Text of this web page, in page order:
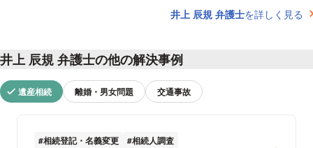
井上 辰規 弁護士を詳しく見る
井上 辰規 弁護士の他の解決事例
遺産相続 離婚・男女問題 交通事故
相続登記・名義変更 相続人調査